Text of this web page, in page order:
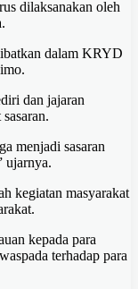
dilaksanakan oleh
dalam KRYD
dan jajaran
menjadi sasaran
ujarnya.
kegiatan masyarakat
kepada para
terhadap para